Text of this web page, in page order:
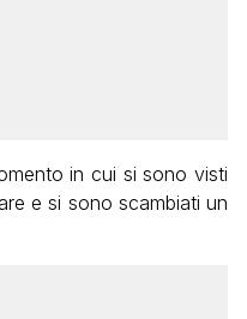
in cui si sono visti
e si sono scambiati un